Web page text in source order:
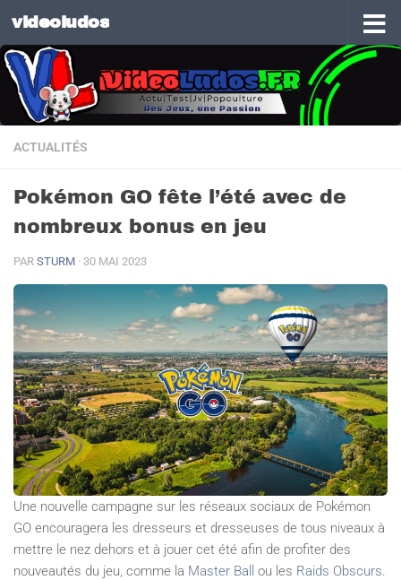
Skip to content
videoludos
ACTUALITÉS
Pokémon GO fête l’été avec de
nombreux bonus en jeu
PAR STURM · 30 MAI 2023
Une nouvelle campagne sur les réseaux sociaux de Pokémon
GO encouragera les dresseurs et dresseuses de tous niveaux à
mettre le nez dehors et à jouer cet été afin de profiter des
nouveautés du jeu, comme la Master Ball ou les Raids Obscurs